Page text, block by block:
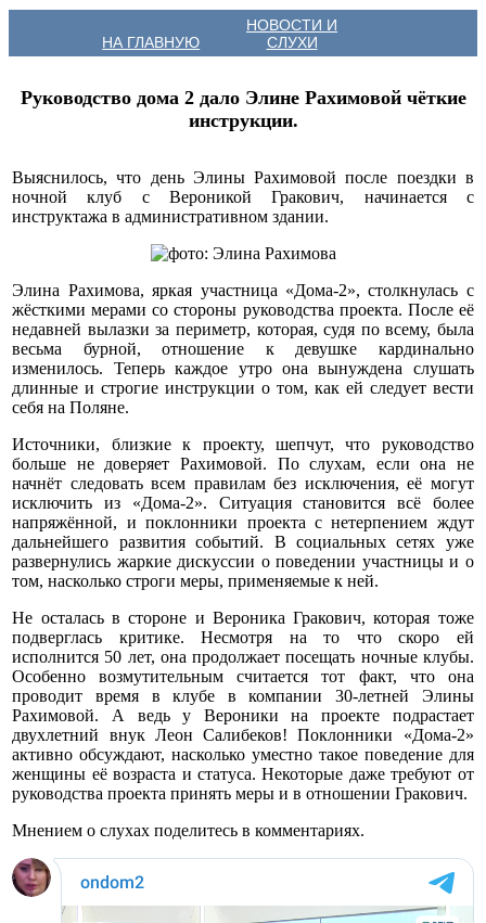
НА ГЛАВНУЮ
НОВОСТИ И
СЛУХИ
Руководство дома 2 дало Элине Рахимовой чёткие
инструкции.
Выяснилось, что день Элины Рахимовой после поездки в
ночной клуб с Вероникой Гракович, начинается с
инструктажа в административном здании.
Элина Рахимова, яркая участница «Дома-2», столкнулась с
жёсткими мерами со стороны руководства проекта. После её
недавней вылазки за периметр, которая, судя по всему, была
весьма бурной, отношение к девушке кардинально
изменилось. Теперь каждое утро она вынуждена слушать
длинные и строгие инструкции о том, как ей следует вести
себя на Поляне.
Источники, близкие к проекту, шепчут, что руководство
больше не доверяет Рахимовой. По слухам, если она не
начнёт следовать всем правилам без исключения, её могут
исключить из «Дома-2». Ситуация становится всё более
напряжённой, и поклонники проекта с нетерпением ждут
дальнейшего развития событий. В социальных сетях уже
развернулись жаркие дискуссии о поведении участницы и о
том, насколько строги меры, применяемые к ней.
Не осталась в стороне и Вероника Гракович, которая тоже
подверглась критике. Несмотря на то что скоро ей
исполнится 50 лет, она продолжает посещать ночные клубы.
Особенно возмутительным считается тот факт, что она
проводит время в клубе в компании 30-летней Элины
Рахимовой. А ведь у Вероники на проекте подрастает
двухлетний внук Леон Салибеков! Поклонники «Дома-2»
активно обсуждают, насколько уместно такое поведение для
женщины её возраста и статуса. Некоторые даже требуют от
руководства проекта принять меры и в отношении Гракович.
Мнением о слухах поделитесь в комментариях.